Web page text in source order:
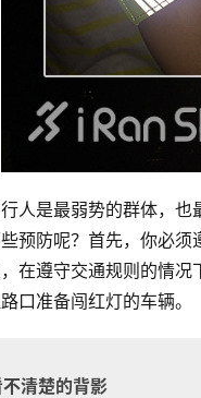
人是最弱势的群体，
预防呢？首先，你必
在遵守交通规则的情
口准备闯红灯的车辆。
清楚的背影